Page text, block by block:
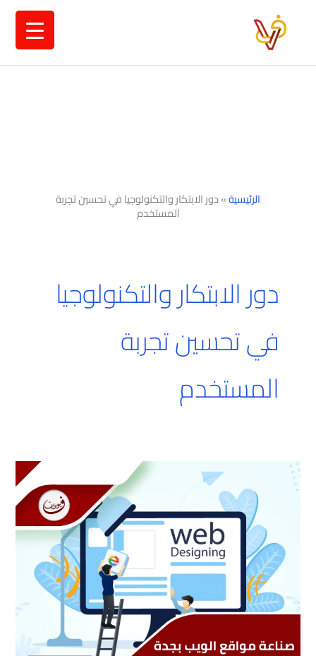
الرئيسية»دور الابتكار والتكنولوجيا في تحسين تجربة
المستخدم
دور الابتكار والتكنولوجيا
في تحسين تجربة
المستخدم
صناعة
مواقع